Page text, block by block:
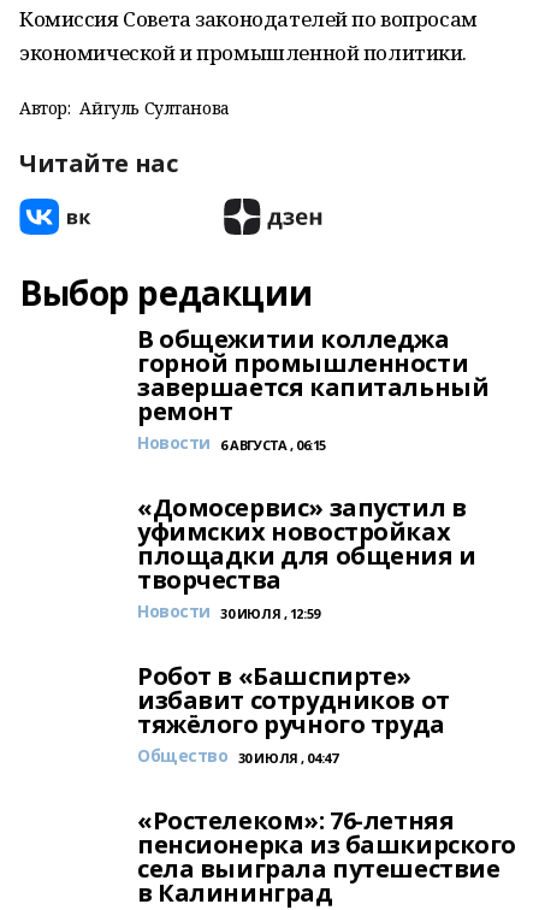
Комиссия Совета законодателей по вопросам
экономической и промышленной политики.
Автор: Айгуль Султанова
Читайте нас
Выбор редакции
В общежитии колледжа
горной промышленности
завершается капитальный
ремонт
Новости 6 АВГУСТА , 06:15
«Домосервис» запустил в
уфимских новостройках
площадки для общения и
творчества
Новости 30 ИЮЛЯ , 12:59
Робот в «Башспирте»
избавит сотрудников от
тяжёлого ручного труда
Общество 30 ИЮЛЯ , 04:47
«Ростелеком»: 76-летняя
пенсионерка из башкирского
села выиграла путешествие
в Калининград